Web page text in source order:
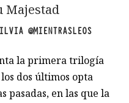
Majestad
@MIENTRASLEOS
la primera trilogía
dos últimos opta
pasadas, en las que la